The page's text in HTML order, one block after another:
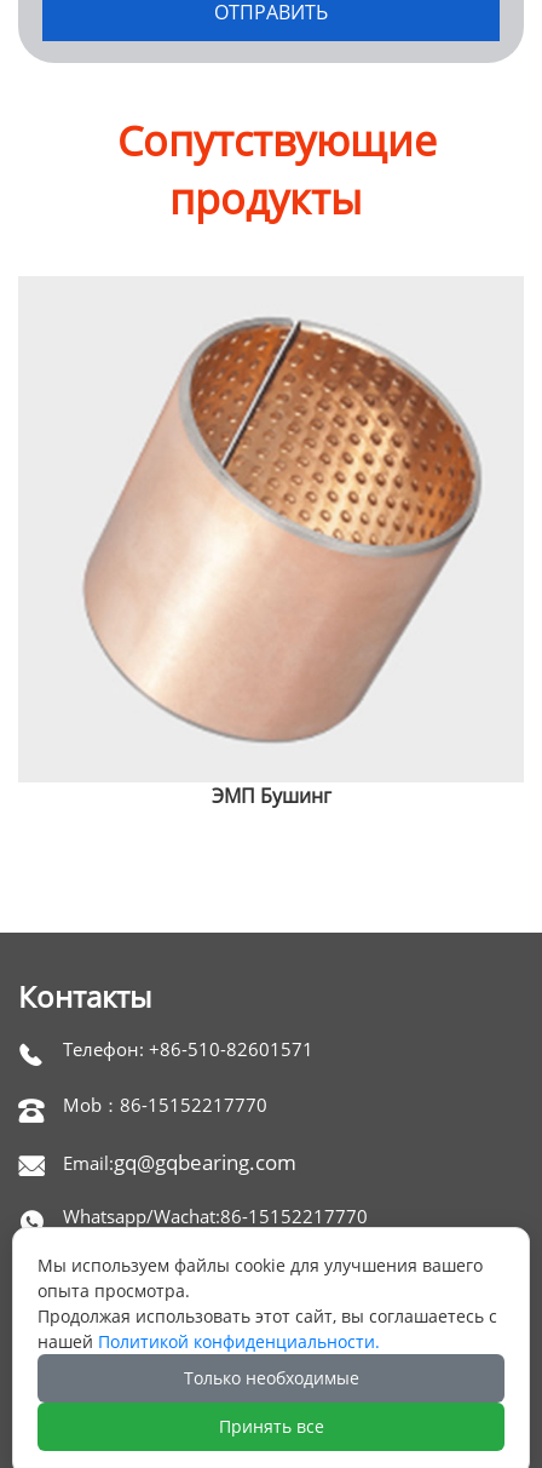
Сопутствующие
продукты
ЭМП Бушинг
Контакты
 Телефон: +86-510-82601571
 Mob：86-15152217770
 Email:gq@gqbearing.com
 Whatsapp/Wachat:86-15152217770
 Skype：gqbearing

Адрес: офис 1515,650 NORTH XINGYUAN ROAD,
РАЙОН БЕЙТАН, УСИ, КИТАЙ.
ОСТАЛИСЬ ВОПРОСЫ?
Мы используем файлы cookie для улучшения вашего
опыта просмотра.
Продолжая использовать этот сайт, вы соглашаетесь с
нашей Политикой конфиденциальности.
Только необходимые
Принять все